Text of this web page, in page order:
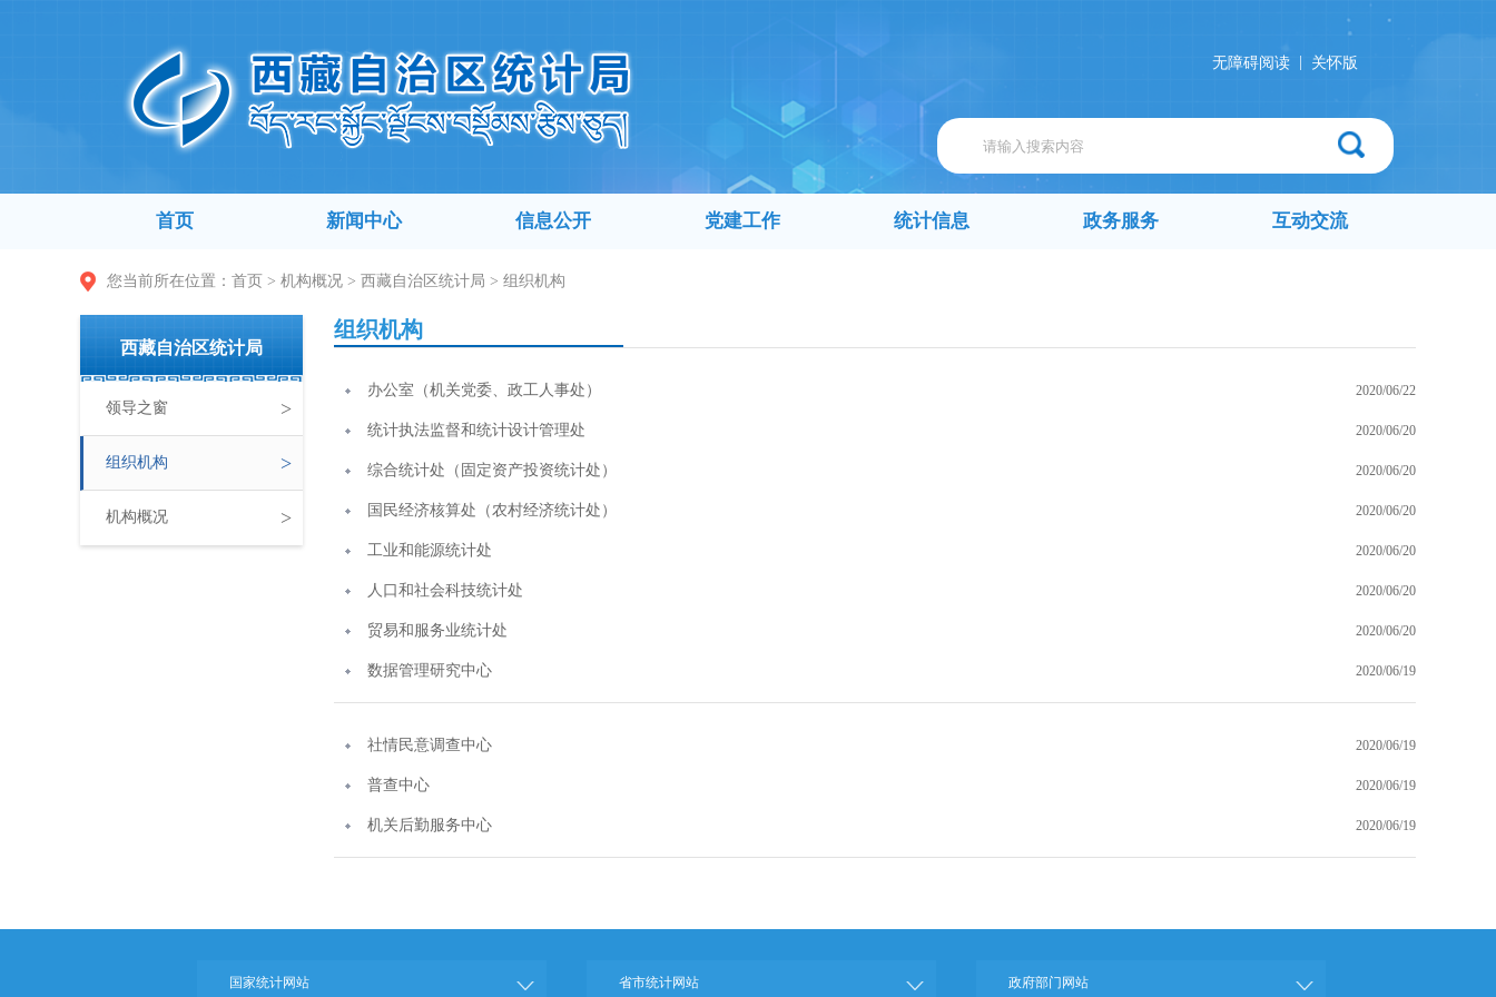
无障碍阅读 关怀版
首页 新闻中心 信息公开 党建工作 统计信息 政务服务 互动交流
您当前所在位置： 首页 > 机构概况 > 西藏自治区统计局 > 组织机构
西藏自治区统计局
领导之窗 >
组织机构 >
机构概况 >
组织机构
办公室（机关党委、政工人事处） 2020/06/22
统计执法监督和统计设计管理处 2020/06/20
综合统计处（固定资产投资统计处） 2020/06/20
国民经济核算处（农村经济统计处） 2020/06/20
工业和能源统计处 2020/06/20
人口和社会科技统计处 2020/06/20
贸易和服务业统计处 2020/06/20
数据管理研究中心 2020/06/19
社情民意调查中心 2020/06/19
普查中心 2020/06/19
机关后勤服务中心 2020/06/19
国家统计网站 省市统计网站 政府部门网站